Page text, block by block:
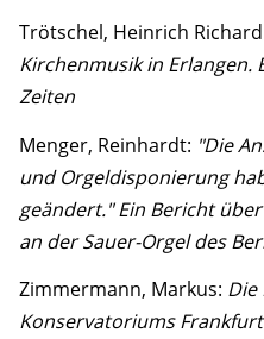
Trötschel, Heinrich
Kirchenmusik in Erlangen.
Zeiten
Menger, Reinhardt: "Die
und Orgeldisponierung
geändert." Ein Bericht
an der Sauer-Orgel des
Zimmermann, Markus: Die
Konservatoriums